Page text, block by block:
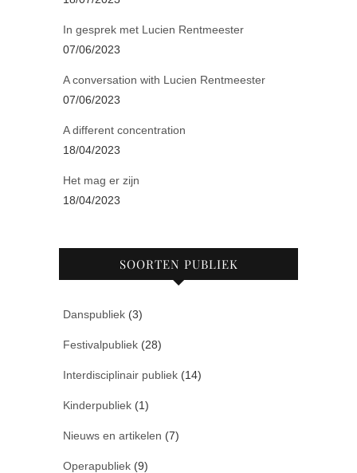
In gesprek met Lucien Rentmeester
07/06/2023
A conversation with Lucien Rentmeester
07/06/2023
A different concentration
18/04/2023
Het mag er zijn
18/04/2023
SOORTEN PUBLIEK
Danspubliek (3)
Festivalpubliek (28)
Interdisciplinair publiek (14)
Kinderpubliek (1)
Nieuws en artikelen (7)
Operapubliek (9)